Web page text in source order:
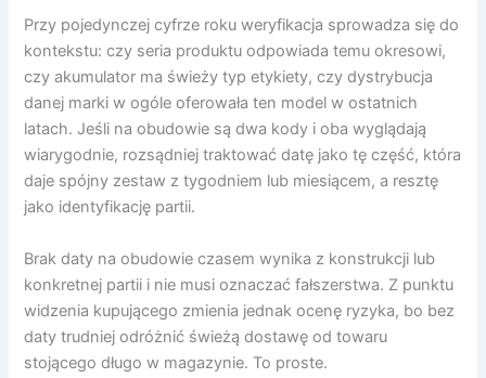
Przy pojedynczej cyfrze roku weryfikacja sprowadza się do
kontekstu: czy seria produktu odpowiada temu okresowi,
czy akumulator ma świeży typ etykiety, czy dystrybucja
danej marki w ogóle oferowała ten model w ostatnich
latach. Jeśli na obudowie są dwa kody i oba wyglądają
wiarygodnie, rozsądniej traktować datę jako tę część, która
daje spójny zestaw z tygodniem lub miesiącem, a resztę
jako identyfikację partii.
Brak daty na obudowie czasem wynika z konstrukcji lub
konkretnej partii i nie musi oznaczać fałszerstwa. Z punktu
widzenia kupującego zmienia jednak ocenę ryzyka, bo bez
daty trudniej odróżnić świeżą dostawę od towaru
stojącego długo w magazynie. To proste.